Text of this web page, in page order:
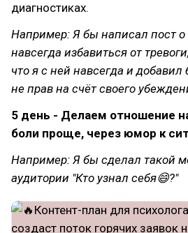
диагностиках.
Например: Я бы написал пост о
навсегда избавиться от
что я с ней навсегда и
не прав на счёт своего
5 день - Делаем отношение
боли проще, через юмор к
Например: Я бы сделал такой
аудитории "Кто узнал себя😄?"